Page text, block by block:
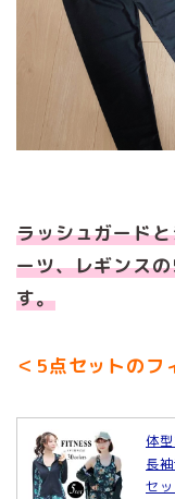
ラッシュガード
ーツ、レギンス
す。
＜5点セットのフ
体
長
セ